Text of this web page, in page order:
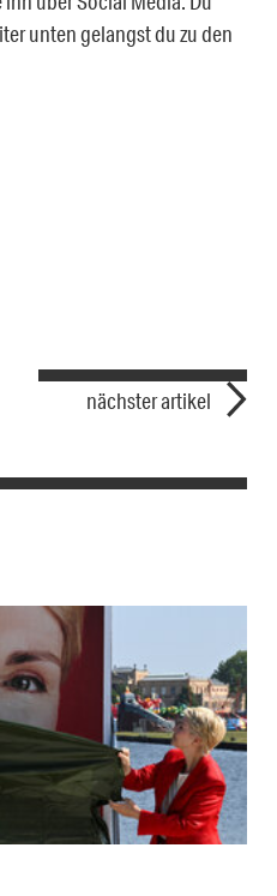
unten gelangst du zu den
nächster artikel